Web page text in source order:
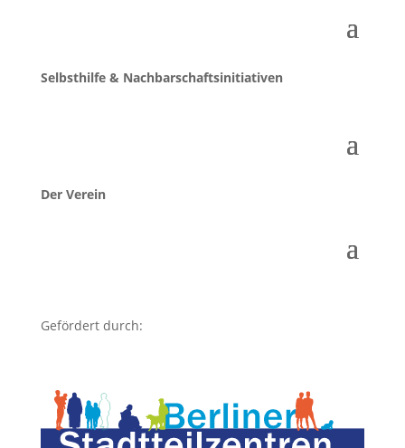
Selbsthilfe & Nachbarschaftsinitiativen
Der Verein
Gefördert durch: